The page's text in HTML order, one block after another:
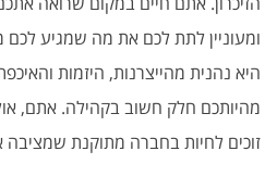
ומעוניין לתת לכם את מה שמגיע
היא נהנית מהייצרנות, היזמות
מהיותכם חלק חשוב בקהילה. אתם,
זוכים לחיות בחברה מתוקנת שמציבה